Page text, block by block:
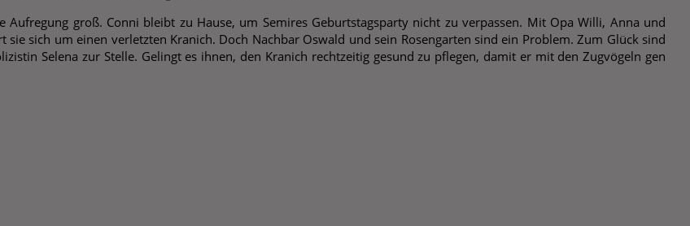
Aufregung groß. Conni bleibt zu Hause, um Semires Geburtstagsparty nicht zu verpassen. Mit Opa Willi, Anna und
sie sich um einen verletzten Kranich. Doch Nachbar Oswald und sein Rosengarten sind ein Problem. Zum Glück sind
Selena zur Stelle. Gelingt es ihnen, den Kranich rechtzeitig gesund zu pflegen, damit er mit den Zugvögeln gen